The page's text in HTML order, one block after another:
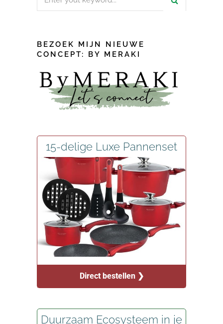
BEZOEK MIJN NIEUWE
CONCEPT: BY MERAKI
15-delige Luxe Pannenset
Direct bestellen ❯
Duurzaam Ecosysteem in je